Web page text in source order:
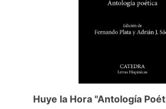
Huye la Hora "Antología